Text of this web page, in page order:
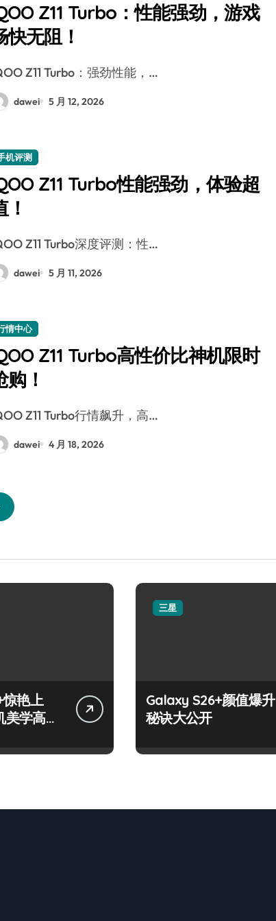
Z11 Turbo：性能强劲，游戏
快无阻！
Z11 Turbo：强劲性能，…
dawei 5 月 12, 2026
机评测
Z11 Turbo性能强劲，体验超
！
Z11 Turbo深度评测：性…
dawei 5 月 11, 2026
情中心
Z11 Turbo高性价比神机限时
购！
Z11 Turbo行情飙升，高…
dawei 4 月 18, 2026
艳上
美学高
三星
Galaxy S26+颜值爆升
秘诀大公开